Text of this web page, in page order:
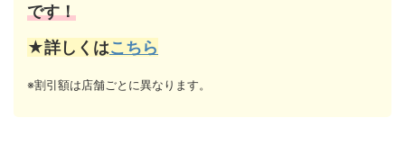
です！
★詳しくはこちら
※割引額は店舗ごとに異なります。